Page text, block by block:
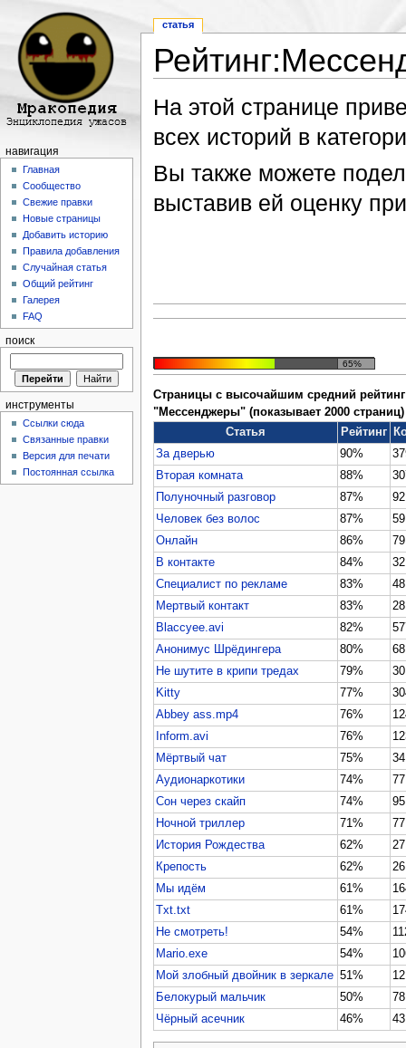
На этой странице
всех историй в
Вы также можете
выставив ей оценку
65%
Страницы с высочайшим средний рейтинг
"Мессенджеры" (показывает 2000 страниц)
Статья
Рейтинг
За дверью
90%
Вторая комната
88%
Полуночный разговор
87%
92
Человек без волос
87%
59
Онлайн
86%
79
В контакте
84%
32
Специалист по рекламе
83%
48
Мертвый контакт
83%
Blaccyee.avi
82%
Анонимус Шрёдингера
80%
68
Не шутите в крипи тредах
79%
Kitty
77%
Abbey ass.mp4
76%
Inform.avi
76%
Мёртвый чат
75%
34
Аудионаркотики
74%
77
Сон через скайп
74%
95
Ночной триллер
71%
77
История Рождества
62%
27
Крепость
62%
26
Мы идём
61%
Txt.txt
61%
Не смотреть!
54%
Mario.exe
54%
Мой злобный двойник в зеркале 51%
12
Белокурый мальчик
50%
78
Чёрный асечник
46% 43
статья
навигация
Главная
Сообщество
Свежие правки
Новые страницы
Добавить историю
Правила добавления
Случайная статья
Общий рейтинг
Галерея
FAQ
поиск
инструменты
Ссылки сюда
Связанные правки
Версия для печати
Постоянная ссылка